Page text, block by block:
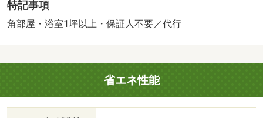
料金はご契約前にＬＰガス事業者にご確認いただけま
す。 ルームクリーニング料金に、エアコンクリーニング
株式会社イントラスト／バストイレ別／バルコニー／エア
コン／クロゼット／フローリング／シャワー付洗面台／Ｔ
Ｖインターホン／浴室乾燥機／室内洗濯置／シューズボッ
クス／システムキッチン／追焚機能浴室／角住戸／温水洗
特記事項
角部屋・浴室1坪以上・保証人不要／代行
省エネ性能